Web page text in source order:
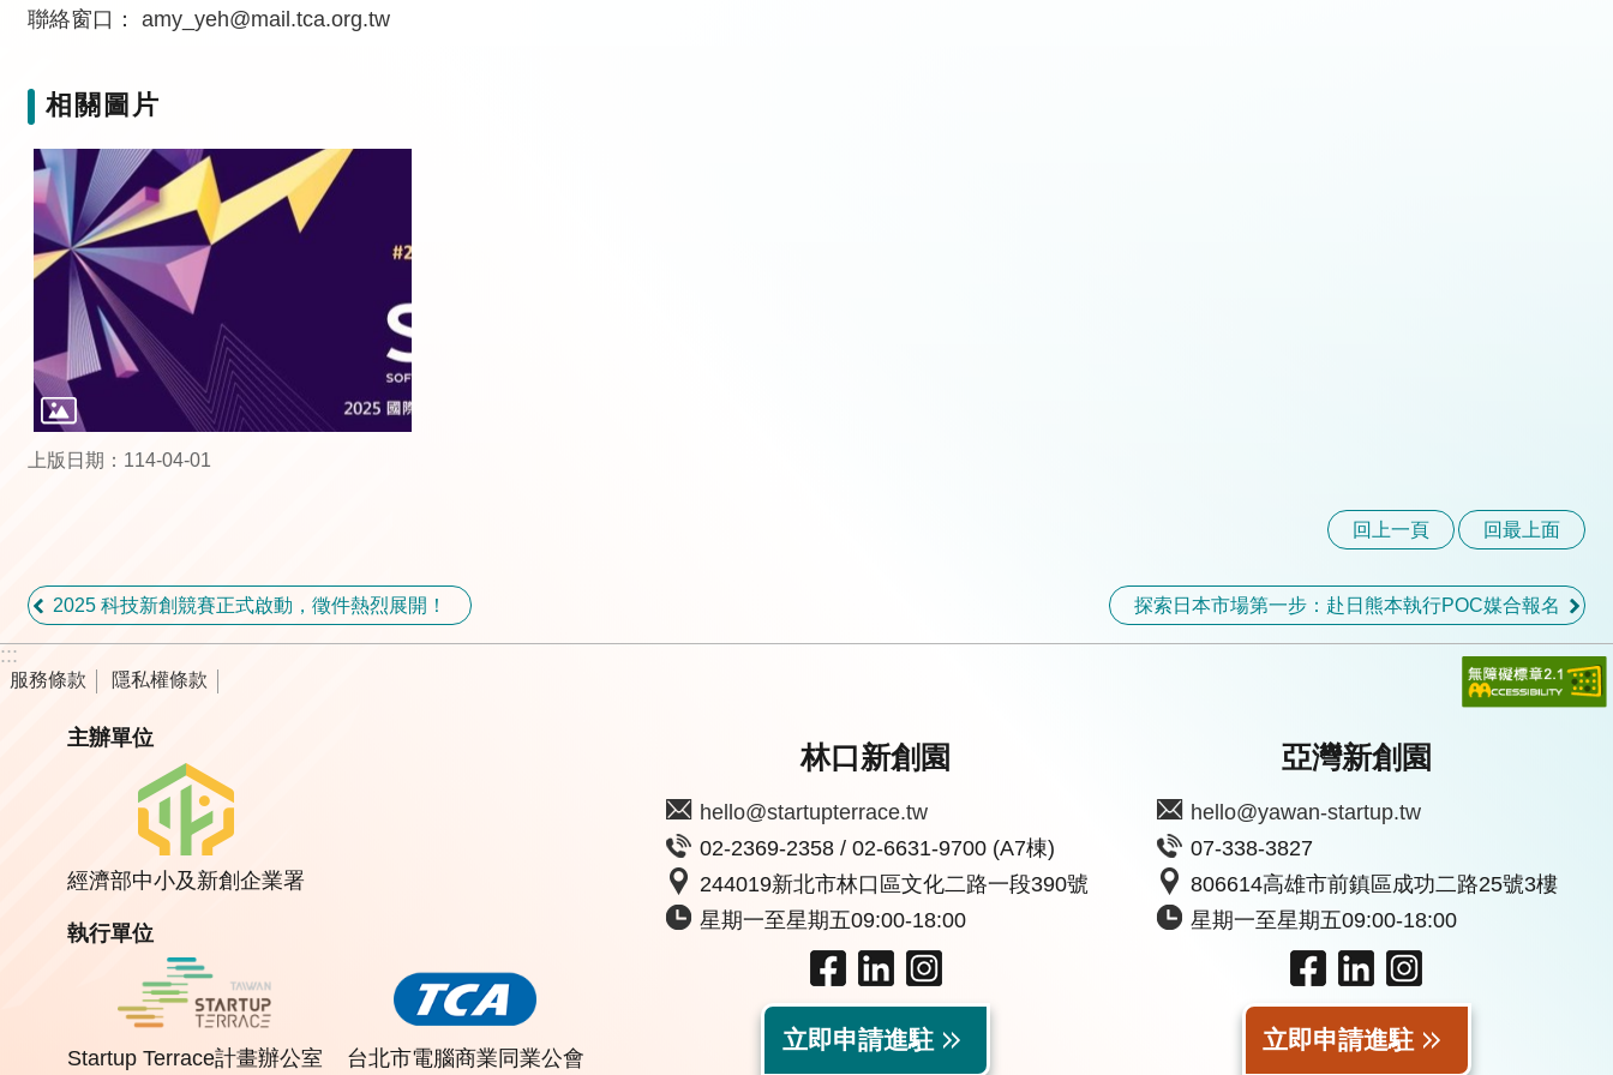
聯絡窗口： amy_yeh@mail.tca.org.tw
相關圖片
上版日期：114-04-01
回上一頁 回最上面
2025 科技新創競賽正式啟動，徵件熱烈展開！ 探索日本市場第一步：赴日熊本執行POC媒合報名
:::
服務條款 隱私權條款
主辦單位
經濟部中小及新創企業署
執行單位
Startup Terrace計畫辦公室 台北市電腦商業同業公會
林口新創園
hello@startupterrace.tw
02-2369-2358 / 02-6631-9700 (A7棟)
244019新北市林口區文化二路一段390號
星期一至星期五09:00-18:00
立即申請進駐
亞灣新創園
hello@yawan-startup.tw
07-338-3827
806614高雄市前鎮區成功二路25號3樓
星期一至星期五09:00-18:00
立即申請進駐